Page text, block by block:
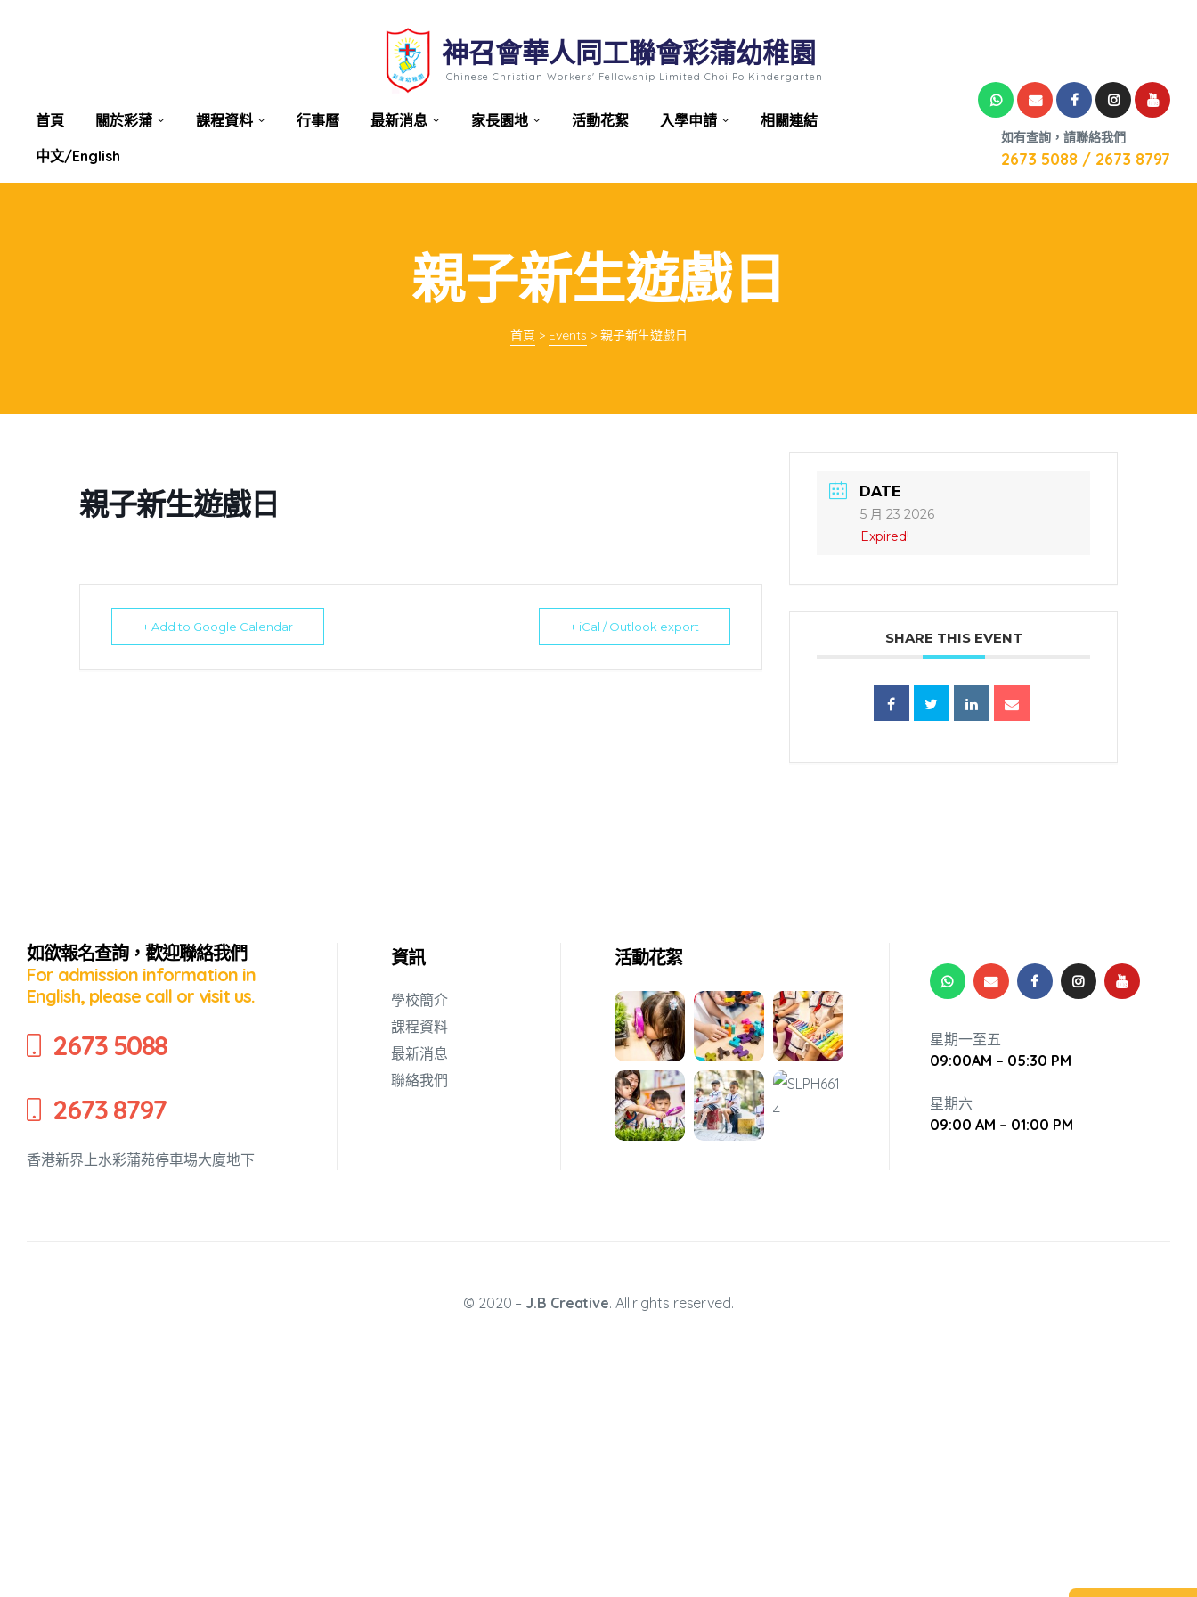
Chinese Christian Workers' Fellowship Limited Choi Po Kindergarten
神召會華人同工聯會彩蒲幼稚園
首頁 關於彩蒲 課程資料 行事曆 最新消息 家長園地 活動花絮 入學申請
相關連結
中文/English
如有查詢，請聯絡我們
2673 5088 / 2673 8797
親子新生遊戲日
首頁 > Events > 親子新生遊戲日
親子新生遊戲日
+ Add to Google Calendar + iCal / Outlook export
DATE
5 月 23 2026
Expired!
SHARE THIS EVENT
如欲報名查詢，歡迎聯絡我們
For admission information in
English, please call or visit us.
2673 5088
2673 8797
香港新界上水彩蒲苑停車場大廈地下
資訊
學校簡介
課程資料
最新消息
聯絡我們
活動花絮
星期一至五
09:00AM – 05:30 PM
星期六
09:00 AM – 01:00 PM
© 2020 – J.B Creative. All rights reserved.